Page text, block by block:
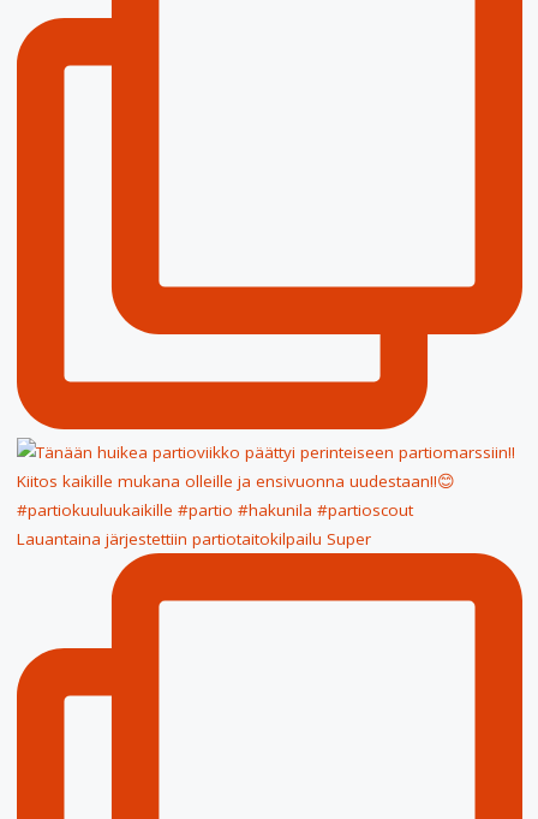
Lauantaina järjestettiin partiotaitokilpailu Super